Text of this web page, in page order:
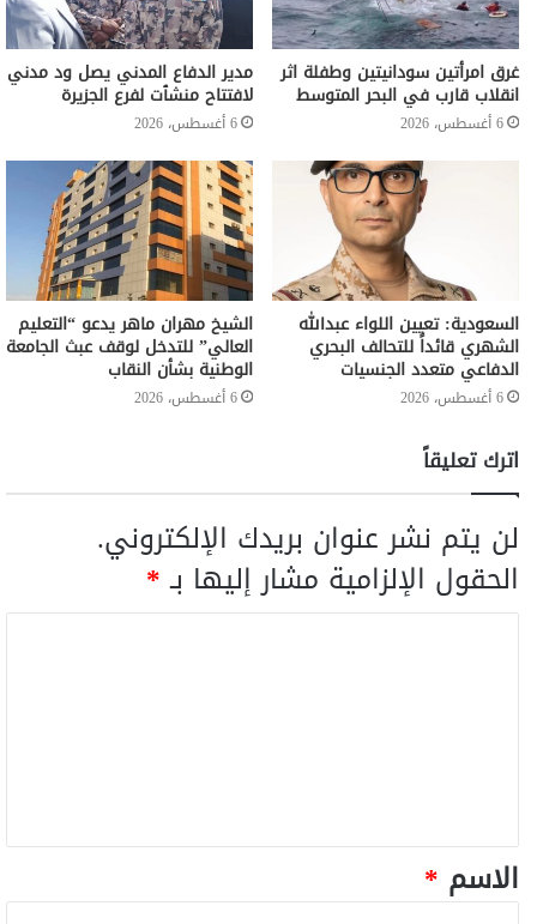
غرق امرأتين سودانيتين وطفلة اثر
انقلاب قارب في البحر المتوسط
6 أغسطس، 2026
مدير الدفاع المدني يصل ود مدني
لافتتاح منشٱت لفرع الجزيرة
6 أغسطس، 2026
السعودية: تعيين اللواء عبدالله
الشهري قائداً للتحالف البحري
الدفاعي متعدد الجنسيات
6 أغسطس، 2026
الشيخ مهران ماهر يدعو “التعليم
العالي” للتدخل لوقف عبث الجامعة
الوطنية بشأن النقاب
6 أغسطس، 2026
اترك تعليقاً
لن يتم نشر عنوان بريدك الإلكتروني.
الحقول الإلزامية مشار إليها بـ*
الاسم *